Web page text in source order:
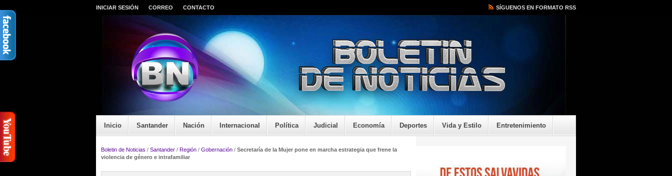
INICIAR SESIÓN CORREO CONTACTO SÍGUENOS EN FORMATO RSS
Inicio Santander Nación Internacional Política Judicial Economía Deportes Vida y Estilo Entretenimiento
Boletin de Noticias / Santander / Región / Gobernación / Secretaría de la Mujer pone en marcha estrategia que frene la
violencia de género e intrafamiliar